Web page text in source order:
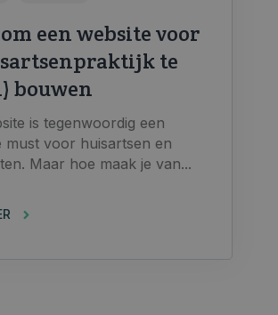
een website voor
te
bouwen
is tegenwoordig een
must voor huisartsen en
Maar hoe maak je van...